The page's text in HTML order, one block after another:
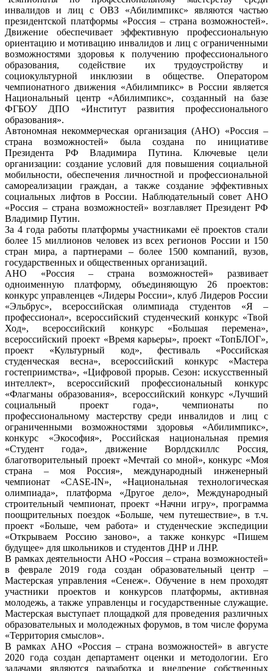
инвалидов и лиц с ОВЗ «Абилимпикс» являются частью
президентской платформы «Россия – страна возможностей».
Движение обеспечивает эффективную профессиональную
ориентацию и мотивацию инвалидов и лиц с ограниченными
возможностями здоровья к получению профессионального
образования, содействие их трудоустройству и
социокультурной инклюзии в обществе. Оператором
чемпионатного движения «Абилимпикс» в России является
Национальный центр «Абилимпикс», созданный на базе
ФГБОУ ДПО «Институт развития профессионального
образования».
Автономная некоммерческая организация (АНО) «Россия –
страна возможностей» была создана по инициативе
Президента РФ Владимира Путина. Ключевые цели
организации: создание условий для повышения социальной
мобильности, обеспечения личностной и профессиональной
самореализации граждан, а также создание эффективных
социальных лифтов в России. Наблюдательный совет АНО
«Россия – страна возможностей» возглавляет Президент РФ
Владимир Путин.
За 4 года работы платформы участниками её проектов стали
более 15 миллионов человек из всех регионов России и 150
стран мира, а партнерами – более 1500 компаний, вузов,
государственных и общественных организаций.
АНО «Россия – страна возможностей» развивает
одноименную платформу, объединяющую 26 проектов:
конкурс управленцев «Лидеры России», клуб Лидеров России
«Эльбрус», всероссийская олимпиада студентов «Я –
профессионал», всероссийский студенческий конкурс «Твой
Ход», всероссийский конкурс «Большая перемена»,
всероссийский проект «Время карьеры», проект «ТопБЛОГ»,
проект «Культурный код», фестиваль «Российская
студенческая весна», всероссийский конкурс «Мастера
гостеприимства», «Цифровой прорыв. Сезон: искусственный
интеллект», всероссийский профессиональный конкурс
«Флагманы образования», всероссийский конкурс «Лучший
социальный проект года», чемпионаты по
профессиональному мастерству среди инвалидов и лиц с
ограниченными возможностями здоровья «Абилимпикс»,
конкурс «Экософия», Российская национальная премия
«Студент года», движение Ворлдскиллс Россия,
благотворительный проект «Мечтай со мной», конкурс «Моя
страна – моя Россия», международный инженерный
чемпионат «CASE-IN», «Национальная технологическая
олимпиада», платформа «Другое дело», Международный
строительный чемпионат, проект «Начни игру», программа
поощрительных поездок «Больше, чем путешествие», в т.ч.
проект «Больше, чем работа» и студенческие экспедиции
«Открываем Россию заново», а также конкурс «Пишем
будущее» для школьников и студентов ДНР и ЛНР.
В рамках деятельности АНО «Россия – страна возможностей»
в феврале 2019 года создан образовательный центр –
Мастерская управления «Сенеж». Обучение в нем проходят
участники проектов и конкурсов платформы, активная
молодежь, а также управленцы и государственные служащие.
Мастерская выступает площадкой для проведения различных
образовательных и молодежных форумов, в том числе форума
«Территория смыслов».
В рамках АНО «Россия – страна возможностей» в августе
2020 года создан департамент оценки и методологии. Его
задачами являются разработка и внедрение собственных